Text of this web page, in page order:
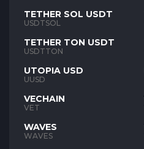
TETHER SOL USDT
USDTSOL
TETHER TON USDT
USDTTON
UTOPIA USD
UUSD
VECHAIN
VET
WAVES
WAVES